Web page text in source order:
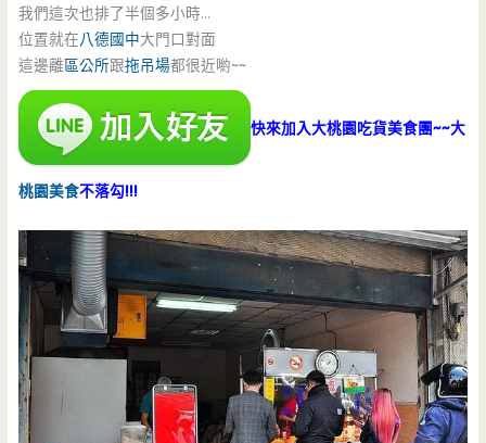
我們這次也排了半個多小時…
位置就在八德國中大門口對面
這邊離區公所跟拖吊場都很近喲~~
快來加入大桃園吃貨美食團~~大
桃園美食不落勾!!!